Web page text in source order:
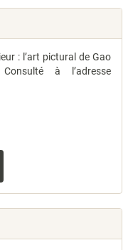
: l’art pictural de Gao
à l’adresse